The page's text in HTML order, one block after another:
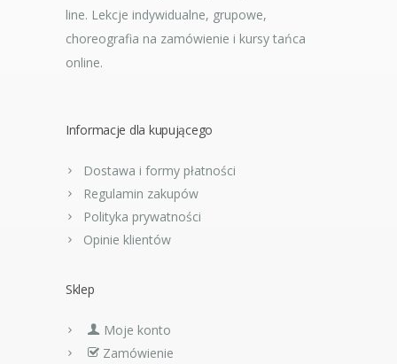
line. Lekcje indywidualne, grupowe,
choreografia na zamówienie i kursy tańca
online.
Informacje dla kupującego
Dostawa i formy płatności
Regulamin zakupów
Polityka prywatności
Opinie klientów
Sklep
Moje konto
Zamówienie